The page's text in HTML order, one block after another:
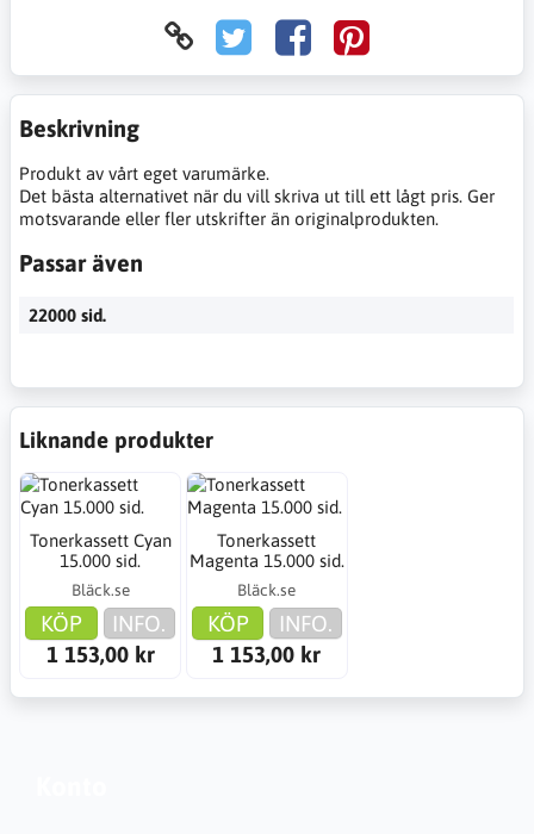
Beskrivning
Produkt av vårt eget varumärke.
Det bästa alternativet när du vill skriva ut till ett lågt pris. Ger
motsvarande eller fler utskrifter än originalprodukten.
Passar även
22000 sid.
Liknande produkter
Tonerkassett Cyan
15.000 sid.
Bläck.se
KÖP
INFO.
1 153,00 kr
Tonerkassett
Magenta 15.000 sid.
Bläck.se
KÖP
INFO.
1 153,00 kr